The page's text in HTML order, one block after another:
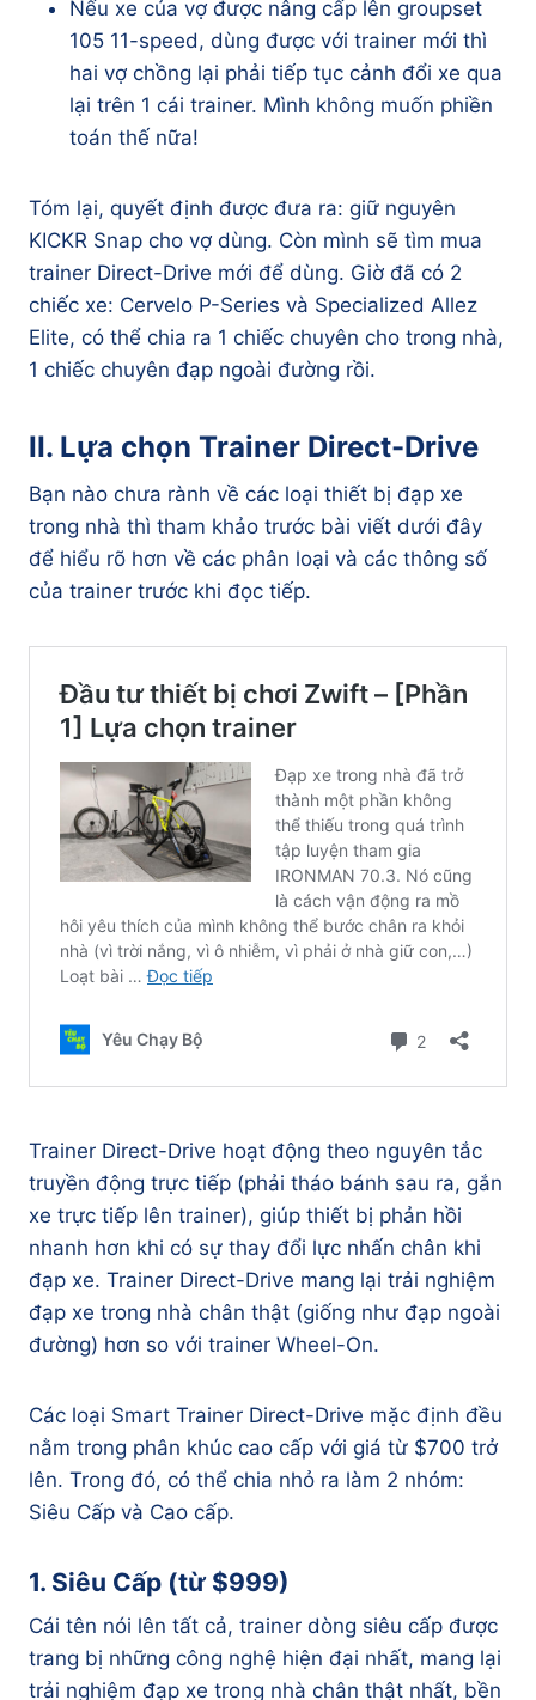
Nếu xe của vợ được nâng cấp lên groupset
105 11-speed, dùng được với trainer mới thì
hai vợ chồng lại phải tiếp tục cảnh đổi xe qua
lại trên 1 cái trainer. Mình không muốn phiền
toán thế nữa!
Tóm lại, quyết định được đưa ra: giữ nguyên
KICKR Snap cho vợ dùng. Còn mình sẽ tìm mua
trainer Direct-Drive mới để dùng. Giờ đã có 2
chiếc xe: Cervelo P-Series và Specialized Allez
Elite, có thể chia ra 1 chiếc chuyên cho trong nhà,
1 chiếc chuyên đạp ngoài đường rồi.
II. Lựa chọn Trainer Direct-Drive
Bạn nào chưa rành về các loại thiết bị đạp xe
trong nhà thì tham khảo trước bài viết dưới đây
để hiểu rõ hơn về các phân loại và các thông số
của trainer trước khi đọc tiếp.
Trainer Direct-Drive hoạt động theo nguyên tắc
truyền động trực tiếp (phải tháo bánh sau ra, gắn
xe trực tiếp lên trainer), giúp thiết bị phản hồi
nhanh hơn khi có sự thay đổi lực nhấn chân khi
đạp xe. Trainer Direct-Drive mang lại trải nghiệm
đạp xe trong nhà chân thật (giống như đạp ngoài
đường) hơn so với trainer Wheel-On.
Các loại Smart Trainer Direct-Drive mặc định đều
nằm trong phân khúc cao cấp với giá từ $700 trở
lên. Trong đó, có thể chia nhỏ ra làm 2 nhóm:
Siêu Cấp và Cao cấp.
1. Siêu Cấp (từ $999)
Cái tên nói lên tất cả, trainer dòng siêu cấp được
trang bị những công nghệ hiện đại nhất, mang lại
trải nghiệm đạp xe trong nhà chân thật nhất, bền